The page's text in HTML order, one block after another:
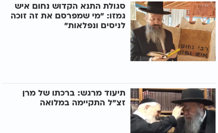
סגולת התנא הקדוש נחום איש
גמזו: "מי שמפרסם את זה זוכה
לניסים ונפלאות"
תיעוד מרגש: ברכתו של מרן
זצ"ל התקיימה במלואה